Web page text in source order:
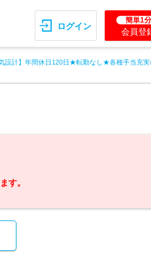
ログイン
簡単1分
会員登
設計】年間休日120日★転勤なし★各種手当充実
す。